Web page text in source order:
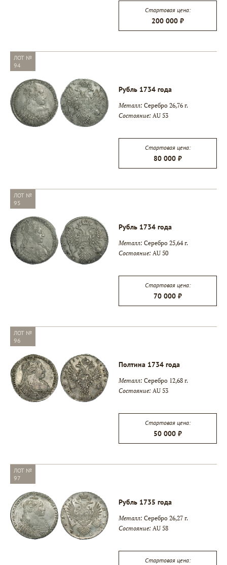
Стартовая цена:
200 000 ₽
ЛОТ №
94
Рубль 1734 года
Металл: Серебро 26,76 г.
Состояние: AU 53
Стартовая цена:
80 000 ₽
ЛОТ №
95
Рубль 1734 года
Металл: Серебро 25,64 г.
Состояние: AU 50
Стартовая цена:
70 000 ₽
ЛОТ №
96
Полтина 1734 года
Металл: Серебро 12,68 г.
Состояние: AU 53
Стартовая цена:
50 000 ₽
ЛОТ №
97
Рубль 1735 года
Металл: Серебро 26,27 г.
Состояние: AU 58
Стартовая цена: